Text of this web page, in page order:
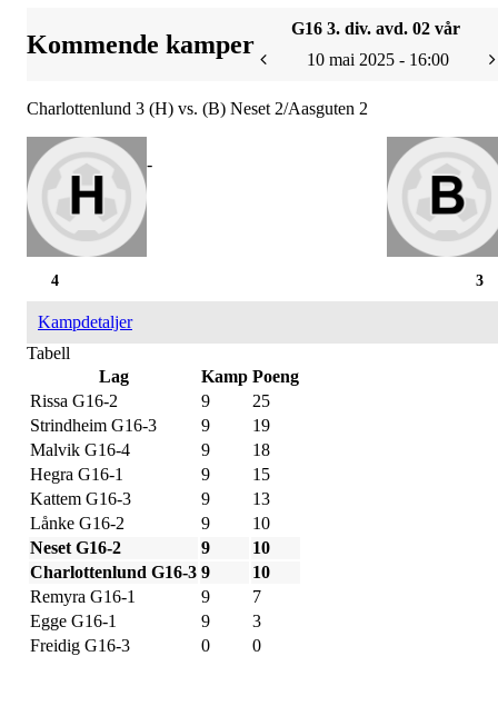
Kommende kamper
G16 3. div. avd. 02 vår
10 mai 2025 - 16:00
Charlottenlund 3 (H) vs. (B) Neset 2/Aasguten 2
-
3
4
Kampdetaljer
Tabell
Lag
Kamp Poeng
Rissa G16-2
9
25
Strindheim G16-3
9
19
Malvik G16-4
9
18
Hegra G16-1
9
15
Kattem G16-3
9
13
Lånke G16-2
9
10
Neset G16-2
9
10
Charlottenlund G16-3 9
10
Remyra G16-1
9
7
Egge G16-1
9
3
Freidig G16-3
0 0